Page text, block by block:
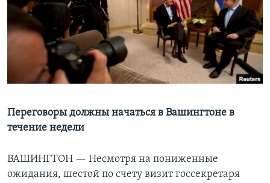
Learning English
СОЦИАЛЬНЫЕ СЕТИ
Языки
Переговоры должны начаться в Вашингтоне в
течение недели
ВАШИНГТОН — Несмотря на пониженные
ожидания, шестой по счету визит госсекретаря